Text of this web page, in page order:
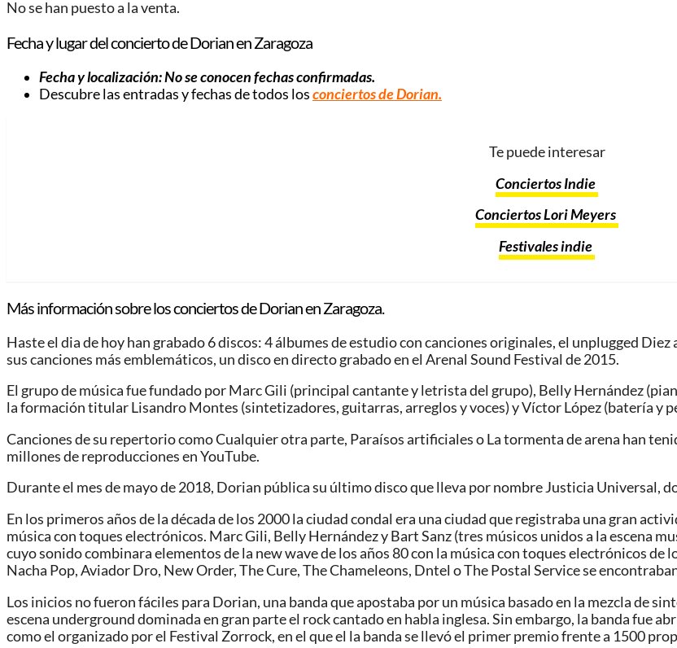
No se han puesto a la venta.
Fecha y lugar del concierto de Dorian en Zaragoza
Fecha y localización: No se conocen fechas confirmadas.
Descubre las entradas y fechas de todos losconciertos de Dorian.
Te puede interesar
Conciertos Indie
Conciertos Lori Meyers
Festivales indie
Más información sobre los conciertos de Dorian en Zaragoza.
Haste el dia de hoy han grabado 6 discos: 4 álbumes de estudio con canciones originales, el unplugged
sus canciones más emblemáticos, un disco en directo grabado en el Arenal Sound Festival de 2015.
El grupo de música fue fundado por Marc Gili (principal cantante y letrista del grupo), Belly Hernández
la formación titular Lisandro Montes (sintetizadores, guitarras, arreglos y voces) y Víctor López (batería y
Canciones de su repertorio como Cualquier otra parte, Paraísos artificiales o La tormenta de arena han
millones de reproducciones en YouTube.
Durante el mes de mayo de 2018, Dorian pública su último disco que lleva por nombre Justicia Universal,
En los primeros años de la década de los 2000 la ciudad condal era una ciudad que registraba una gran
música con toques electrónicos. Marc Gili, Belly Hernández y Bart Sanz (tres músicos unidos a la escena
cuyo sonido combinara elementos de la new wave de los años 80 con la música con toques electrónicos de
Nacha Pop, Aviador Dro, New Order, The Cure, The Chameleons, Dntel o The Postal Service se
Los inicios no fueron fáciles para Dorian, una banda que apostaba por un música basado en la mezcla de
escena underground dominada en gran parte el rock cantado en habla inglesa. Sin embargo, la banda fue
como el organizado por el Festival Zorrock, en el que el la banda se llevó el primer premio frente a 1500